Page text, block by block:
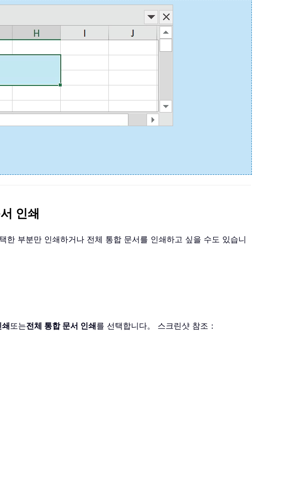
인쇄
부분만 인쇄하거나 전체 통합 문서를 인쇄하고 싶을 수도 있습니
또는전체 통합 문서 인쇄를 선택합니다。 스크린샷 참조：